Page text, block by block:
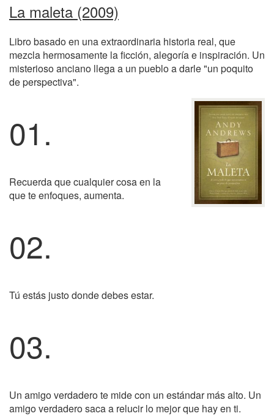
La maleta (2009)
Libro basado en una extraordinaria historia real, que
mezcla hermosamente la ficción, alegoría e inspiración. Un
misterioso anciano llega a un pueblo a darle "un poquito
de perspectiva".
01.
Recuerda que cualquier cosa en la
que te enfoques, aumenta.
02.
Tú estás justo donde debes estar.
03.
Un amigo verdadero te mide con un estándar más alto. Un
amigo verdadero saca a relucir lo mejor que hay en ti.